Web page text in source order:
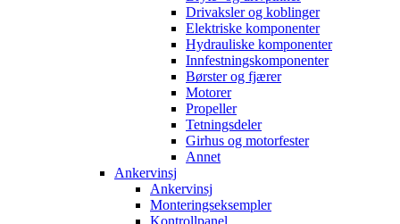
Drivaksler og koblinger
Elektriske komponenter
Hydrauliske komponenter
Innfestningskomponenter
Børster og fjærer
Motorer
Propeller
Tetningsdeler
Girhus og motorfester
Annet
Ankervinsj
Ankervinsj
Monteringseksempler
Kontrollpanel